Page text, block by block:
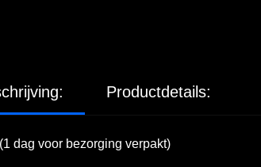
Productdetails:
dag voor bezorging verpakt)